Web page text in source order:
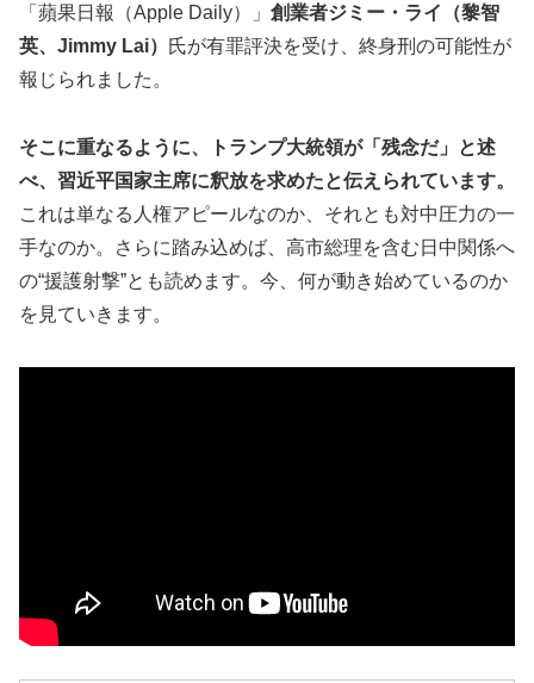
「蘋果日報（Apple Daily）」 創業者ジミー・ライ（黎智
英、Jimmy Lai）
氏が有罪評決を受け、終身刑の可能性が
報じられました。
そこに重なるように、トランプ大統領が「残念だ」と述
べ、習近平国家主席に釈放を求めたと伝えられています。
これは単なる人権アピールなのか、それとも対中圧力の一
手なのか。さらに踏み込めば、高市総理を含む日中関係へ
の“援護射撃”とも読めます。今、何が動き始めているのか
を見ていきます。